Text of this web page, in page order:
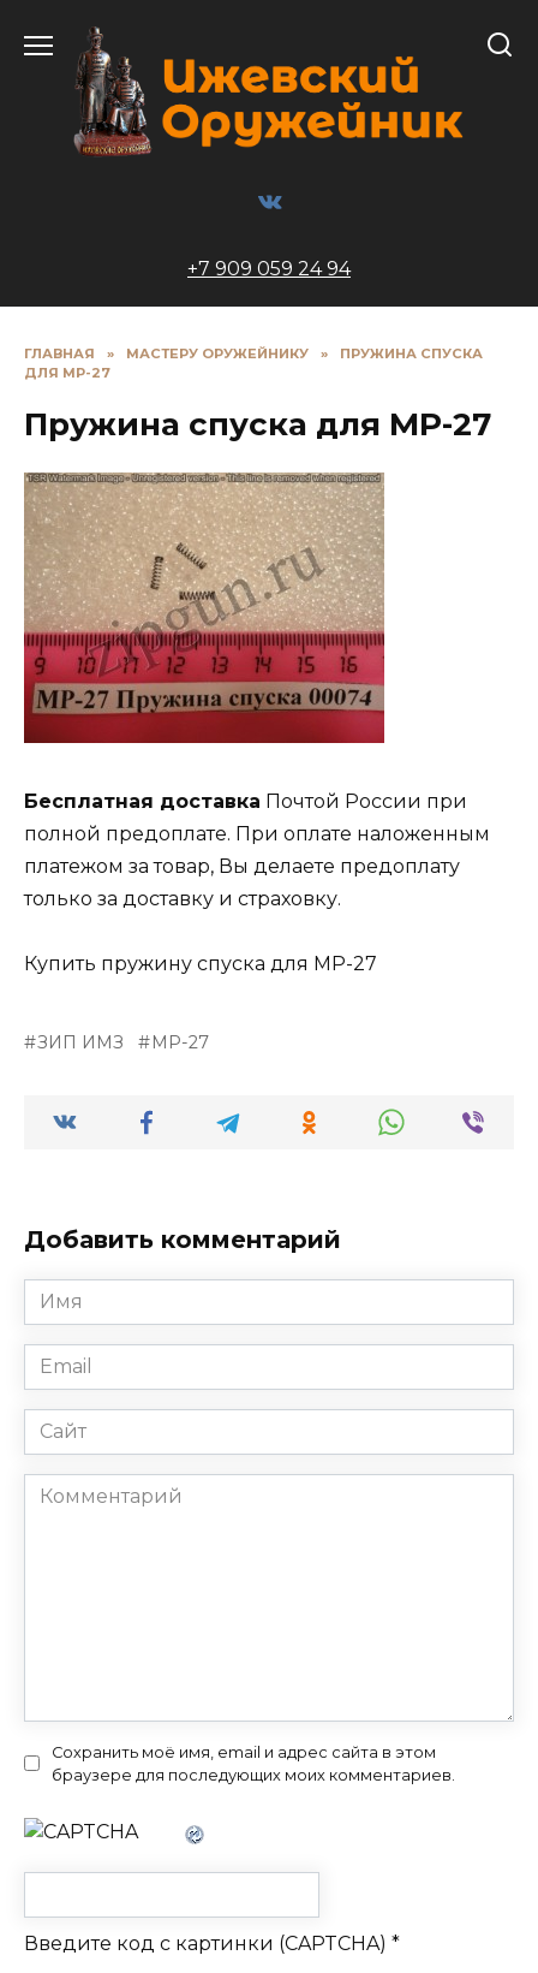
содержанию
+7 909 059 24 94
ГЛАВНАЯ » МАСТЕРУ ОРУЖЕЙНИКУ »
ПРУЖИНА СПУСКА
ДЛЯ МР-27
Пружина спуска для МР-27
Бесплатная доставка Почтой России при
полной предоплате. При оплате наложенным
платежом за товар, Вы делаете предоплату
только за доставку и страховку.
Купить пружину спуска для МР-27
ЗИП ИМЗ МР-27
Добавить комментарий
Имя
*
Email
*
Сайт
Комментарий
Сохранить моё имя, email и адрес сайта в этом
браузере для последующих моих комментариев.
Введите код с картинки (CAPTCHA) *